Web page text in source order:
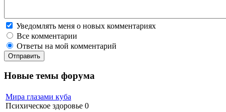
Уведомлять меня о новых комментариях
Все комментарии
Ответы на мой комментарий
Новые темы форума
Мира глазами куба
Психическое здоровье 0